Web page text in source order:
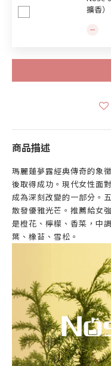
擴香）
商品描述
瑪麗蓮夢露經典傳奇的象
後取得成功。現代女性面
成為深刻改變的一部分。
散發優雅光芒。推薦給女
是橙花、檸檬、香菜，中
葉、橡苔、雪松。